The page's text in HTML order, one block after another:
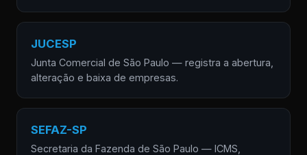
JUCESP
Junta Comercial de São Paulo — registra a abertura,
alteração e baixa de empresas.
SEFAZ-SP
Secretaria da Fazenda de São Paulo — ICMS,